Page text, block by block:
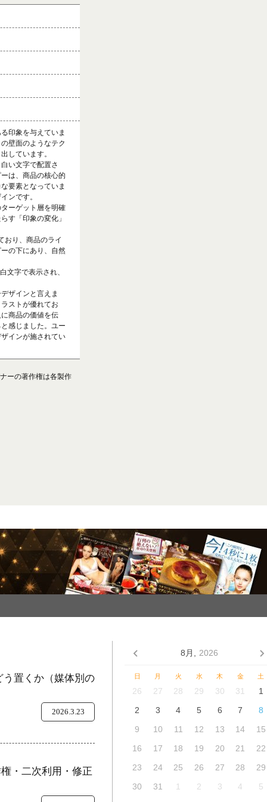
印象を与えていま
壁面のようなテク
しています。
い文字で配置さ
は、商品の核心的
要素となっていま
ンです。
ーゲット層を明確
す「印象の変化」
おり、商品のライ
の下にあり、自然
文字で表示され、
ザインと言えま
ストが優れてお
商品の価値を伝
感じました。ユー
インが施されてい
ーの著作権は各製作
う置くか（媒体別の
2026.3.23
・二次利用・修正
8月, 2026
日 月 火 水 木 金 土
26 27 28 29 30 31
1
2
3 4 5 6 7
8
9
10 11 12 13 14
15
16
17 18 19 20 21
22
23
24 25 26 27 28
29
30
31 1 2 3 4 5